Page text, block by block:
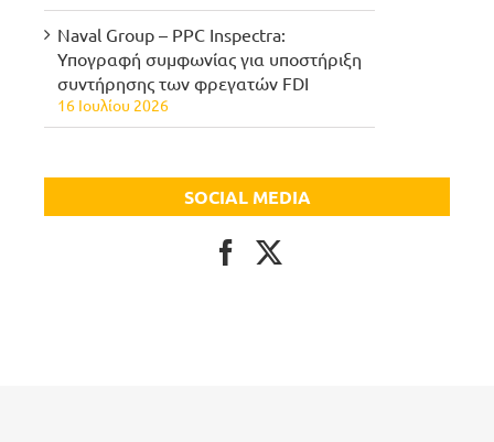
Naval Group – PPC Inspectra:
Υπογραφή συμφωνίας για υποστήριξη
συντήρησης των φρεγατών FDI
16 Ιουλίου 2026
SOCIAL MEDIA